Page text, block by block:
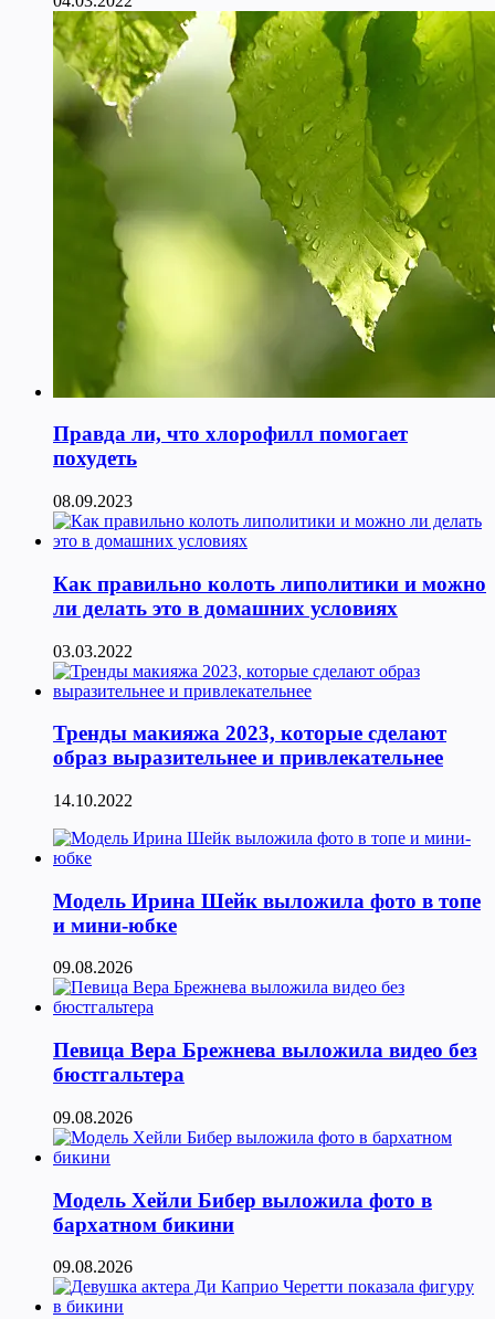
Правда ли, что хлорофилл помогает
похудеть
08.09.2023
Как правильно колоть липолитики и можно
ли делать это в домашних условиях
03.03.2022
Тренды макияжа 2023, которые сделают
образ выразительнее и привлекательнее
14.10.2022
Модель Ирина Шейк выложила фото в топе
и мини-юбке
09.08.2026
Певица Вера Брежнева выложила видео без
бюстгальтера
09.08.2026
Модель Хейли Бибер выложила фото в
бархатном бикини
09.08.2026